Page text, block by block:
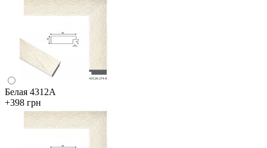
Белая 4312А
+398 грн